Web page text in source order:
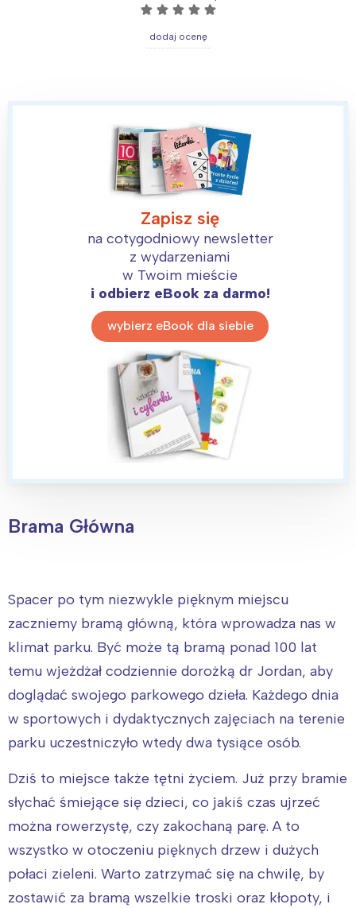
☆ ☆ ☆ ☆ ☆
dodaj ocenę
Zapisz się
na cotygodniowy newsletter
z wydarzeniami
w Twoim mieście
i odbierz eBook za darmo!
wybierz eBook dla siebie
Brama Główna
Spacer po tym niezwykle pięknym miejscu
zaczniemy bramą główną, która wprowadza nas w
klimat parku. Być może tą bramą ponad 100 lat
temu wjeżdżał codziennie dorożką dr Jordan, aby
doglądać swojego parkowego dzieła. Każdego dnia
w sportowych i dydaktycznych zajęciach na terenie
parku uczestniczyło wtedy dwa tysiące osób.
Dziś to miejsce także tętni życiem. Już przy bramie
słychać śmiejące się dzieci, co jakiś czas ujrzeć
można rowerzystę, czy zakochaną parę. A to
wszystko w otoczeniu pięknych drzew i dużych
połaci zieleni. Warto zatrzymać się na chwilę, by
zostawić za bramą wszelkie troski oraz kłopoty, i